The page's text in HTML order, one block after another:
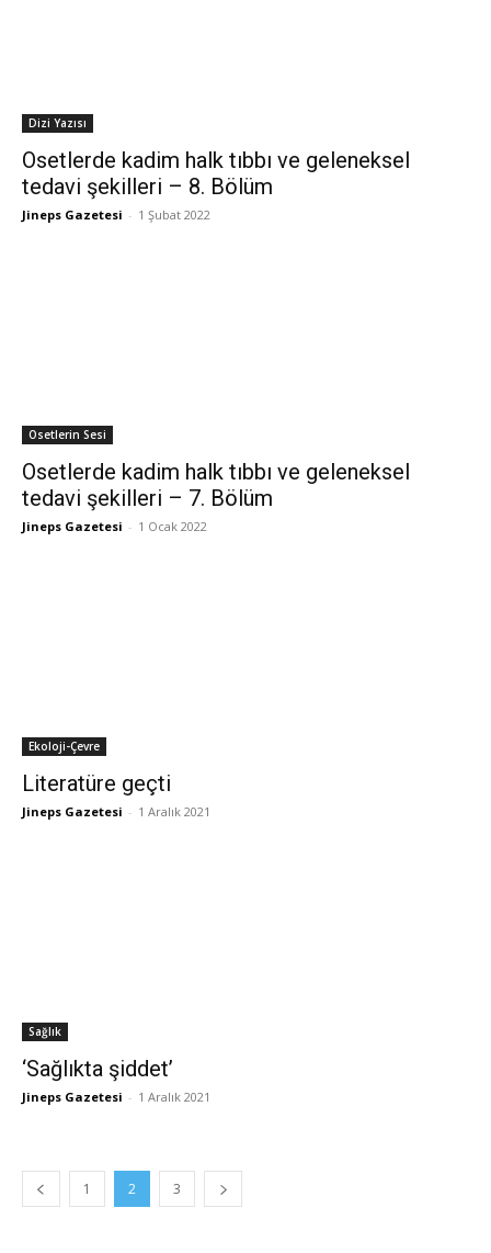
Dizi Yazısı
Osetlerde kadim halk tıbbı ve geleneksel
tedavi şekilleri – 8. Bölüm
Jineps Gazetesi - 1 Şubat 2022
Osetlerin Sesi
Osetlerde kadim halk tıbbı ve geleneksel
tedavi şekilleri – 7. Bölüm
Jineps Gazetesi - 1 Ocak 2022
Ekoloji-Çevre
Literatüre geçti
Jineps Gazetesi - 1 Aralık 2021
Sağlık
‘Sağlıkta şiddet’
Jineps Gazetesi - 1 Aralık 2021
1 2 3